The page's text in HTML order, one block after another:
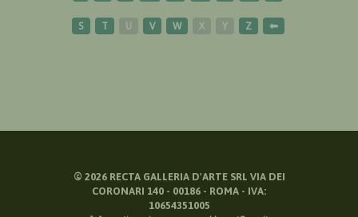
S T U V W X Y Z ⬅
© 2026RECTA GALLERIA D'ARTE SRL VIA DEI
CORONARI 140 - 00186 - ROMA - IVA:
10654351005